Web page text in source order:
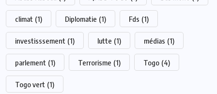
climat (1) Diplomatie (1) Fds (1)
investisssement (1) lutte (1) médias (1)
parlement (1) Terrorisme (1) Togo (4)
Togo vert (1)